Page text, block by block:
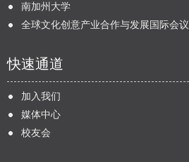
南加州大学
全球文化创意产业合作与发展国际会议
快速通道
加入我们
媒体中心
校友会